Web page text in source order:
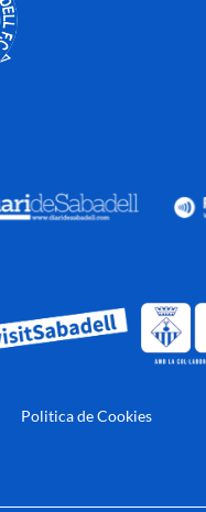
Politica de Cookies